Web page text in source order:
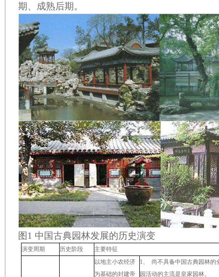
期、成熟后期。
图 1 中国古典园林发展的历史演变
演变周期 历史阶段 主要特征
以地主小农经济
为基础的封建帝
1、
尚不具备中国古典园林的
园活动的主流是皇家园林。